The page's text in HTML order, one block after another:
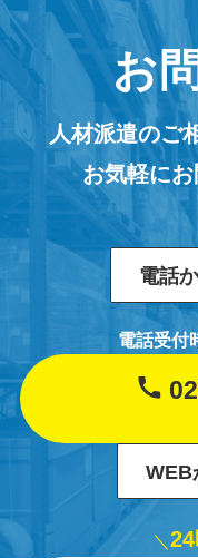
お
人材派遣のご
お気軽にお
電話
電話受付
WEB
＼ 24